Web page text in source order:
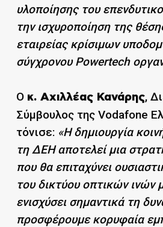
υλοποίησης του
την ισχυροποίηση της
εταιρείας κρίσιμων
σύγχρονου Powertech
Ο κ. Αχιλλέας Κανάρης,
Σύμβουλος της Vodafone
τόνισε: «Η δημιουργία
τη ΔΕΗ αποτελεί μια
που θα επιταχύνει
του δικτύου οπτικών ινών
ενισχύσει σημαντικά τη
προσφέρουμε κορυφαία